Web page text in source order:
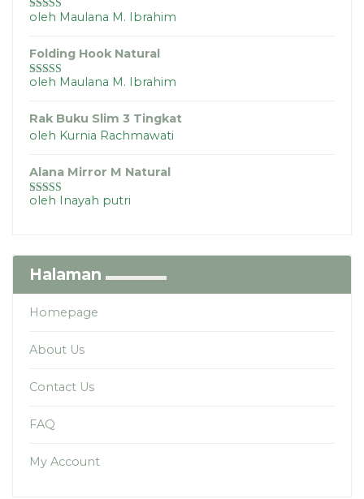
Dinilai5dari
oleh Maulana M. Ibrahim
Folding Hook Natural
Dinilai4
oleh Maulana M. Ibrahim
Rak Buku Slim 3 Tingkat
oleh Kurnia Rachmawati
Alana Mirror M Natural
Dinilai 5dari
oleh Inayah putri
Halaman
Homepage
About Us
Contact Us
FAQ
My Account